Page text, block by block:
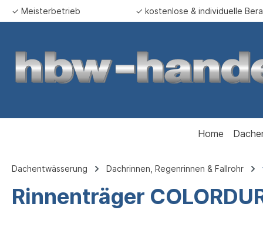
Zur Hauptnavigation springen
✓ Meisterbetrieb ✓ kostenlose & individuelle
Home
Dachentwässerung Dachrinnen, Regenrinnen & Fallrohr
Rinnenträger